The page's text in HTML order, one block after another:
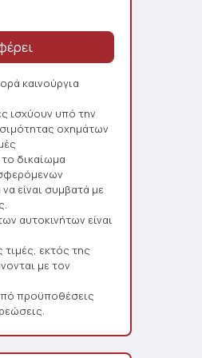
καινούργια
ισχύουν υπό την
οχημάτων
δικαίωμα
είναι συμβατά με
αυτοκινήτων είναι
εκτός της
με τον
προϋποθέσεις